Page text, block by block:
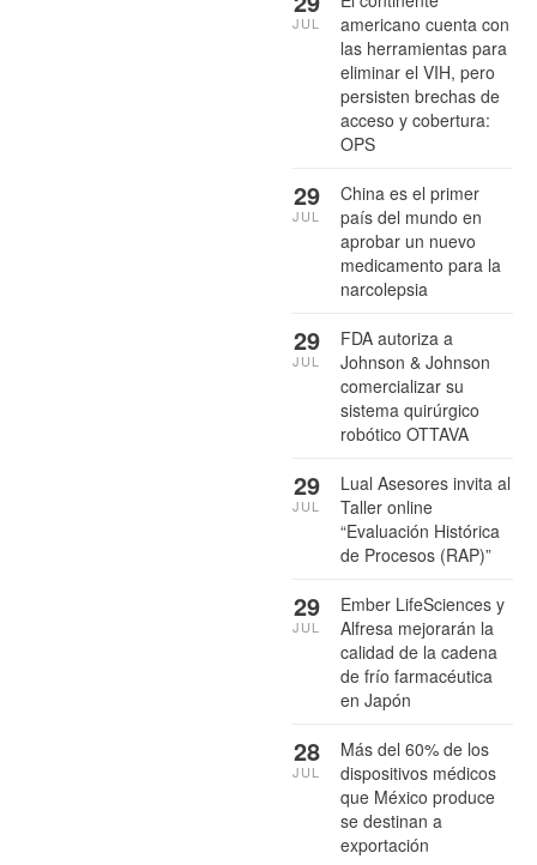
americano cuenta con
las herramientas para
eliminar el VIH, pero
persisten brechas de
acceso y cobertura:
OPS
JUL
China es el primer
país del mundo en
aprobar un nuevo
medicamento para la
narcolepsia
29
JUL
FDA autoriza a
Johnson & Johnson
comercializar su
sistema quirúrgico
robótico OTTAVA
29
JUL
Lual Asesores invita al
Taller online
“Evaluación Histórica
de Procesos (RAP)”
29
JUL
Ember LifeSciences y
Alfresa mejorarán la
calidad de la cadena
de frío farmacéutica
en Japón
29
JUL
Más del 60% de los
dispositivos médicos
que México produce
se destinan a
exportación
28
JUL